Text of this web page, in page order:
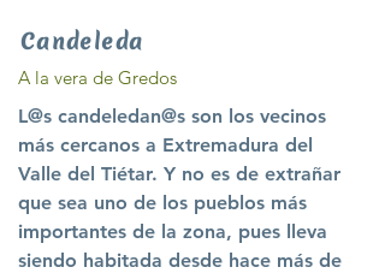
Candeleda
A la vera de Gredos
L@s candeledan@s son los vecinos
más cercanos a Extremadura del
Valle del Tiétar. Y no es de extrañar
que sea uno de los pueblos más
importantes de la zona, pues lleva
siendo habitada desde hace más de